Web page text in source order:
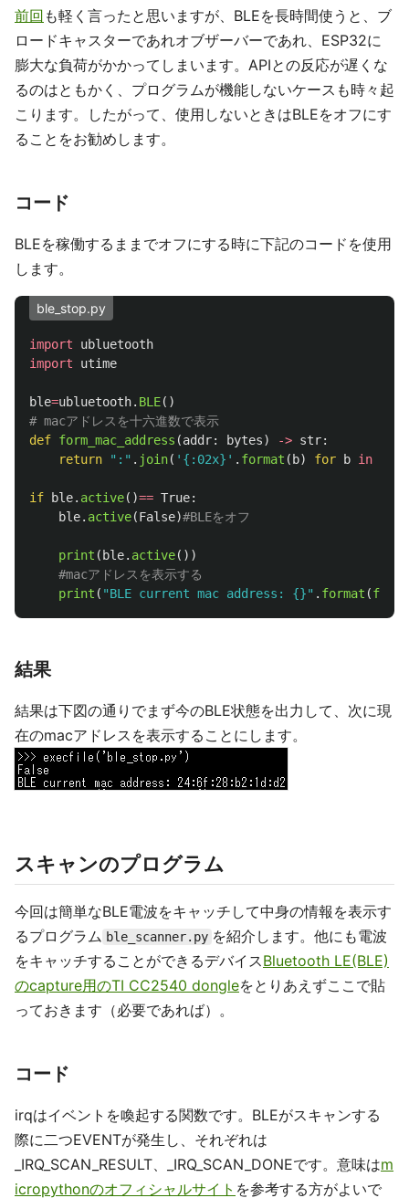
前回 も軽く言ったと思いますが、BLEを長時間使うと、ブ
ロードキャスターであれオブザーバーであれ、ESP32に
膨大な負荷がかかってしまいます。APIとの反応が遅くな
るのはともかく、プログラムが機能しないケースも時々起
こります。したがって、使用しないときはBLEをオフにす
ることをお勧めします。
コード
BLEを稼働するままでオフにする時に下記のコードを使用
します。
ble_stop.py
import
ubluetooth
import
utime
ble=ubluetooth. BLE()
def form_mac_address (addr: bytes) -> str:
return
" : " . join( ' {:02x} ' . format ( b) for b in
if ble. active()== True:
ble. active(False)
print ( ble. active())
print ( "BLE current mac address: {}" . format (
結果
結果は下図の通りでまず今のBLE状態を出力して、次に現
在のmacアドレスを表示することにします。
スキャンのプログラム
今回は簡単なBLE電波をキャッチして中身の情報を表示す
るプログラム ble_scanner.py を紹介します。他にも電波
をキャッチすることができるデバイスBluetooth LE(BLE)
のcapture用のTI CC2540 dongleをとりあえずここで貼
っておきます（必要であれば）。
コード
irqはイベントを喚起する関数です。BLEがスキャンする
際に二つEVENTが発生し、それぞれは
_IRQ_SCAN_RESULT、_IRQ_SCAN_DONEです。意味はm
icropythonのオフィシャルサイト を参考する方がよいで